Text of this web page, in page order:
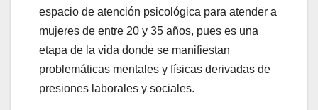
espacio de atención psicológica para atender a
mujeres de entre 20 y 35 años, pues es una
etapa de la vida donde se manifiestan
problemáticas mentales y físicas derivadas de
presiones laborales y sociales.